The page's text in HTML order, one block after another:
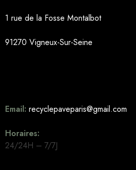
Email: recyclepaveparis@gmail.com
Horaires:
24/24H – 7/7J
1 rue de la Fosse Montalbot
91270 Vigneux-Sur-Seine